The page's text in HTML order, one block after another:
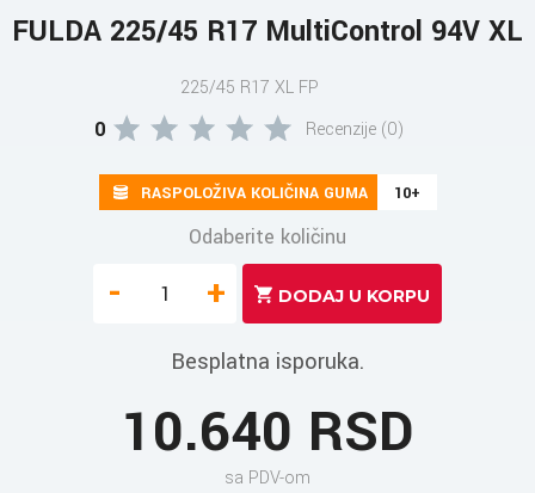
FULDA 225/45 R17 MultiControl 94V XL
225/45 R17 XL FP
0 Recenzije (0)
RASPOLOŽIVA KOLIČINA GUMA 10+
Odaberite količinu
- +
Besplatna isporuka.
10.640 RSD
sa PDV-om